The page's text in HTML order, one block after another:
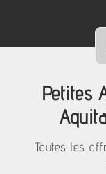
Petites
Toutes les